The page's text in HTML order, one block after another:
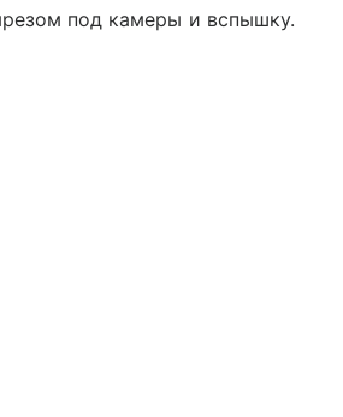
под камеры и вспышку.